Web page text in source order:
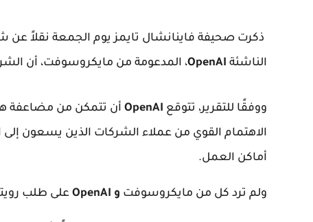
ذكرت صحيفة فاينانشال تايمز يوم الجمعة نقلاً
الناشئة
، المدعومة من مايكروسوفت، أن الشركة حققت إيرادات
ووفقًا للتقرير، تتوقع OpenAI
الاهتمام القوي من عملاء الشركات الذين يسعون إلى
أماكن العمل.
ولم ترد كل من مايكروسوفت و OpenAI على طلب